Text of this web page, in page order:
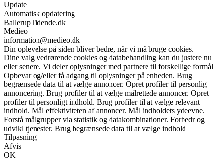
Update
Automatisk opdatering
BallerupTidende.dk
Medieo
information@medieo.dk
Din oplevelse på siden bliver bedre, når vi må bruge cookies.
Dine valg vedrørende cookies og databehandling kan du justere nu
eller senere. Vi deler oplysninger med partnere til forskellige formål
Opbevar og/eller få adgang til oplysninger på enheden. Brug
begrænsede data til at vælge annoncer. Opret profiler til personlig
annoncering. Brug profiler til at vælge målrettede annoncer. Opret
profiler til personligt indhold. Brug profiler til at vælge relevant
indhold. Mål effektiviteten af annoncer. Mål indholdets ydeevne.
Forstå målgrupper via statistik og datakombinationer. Forbedr og
udvikl tjenester. Brug begrænsede data til at vælge indhold
Tilpasning
Afvis
OK